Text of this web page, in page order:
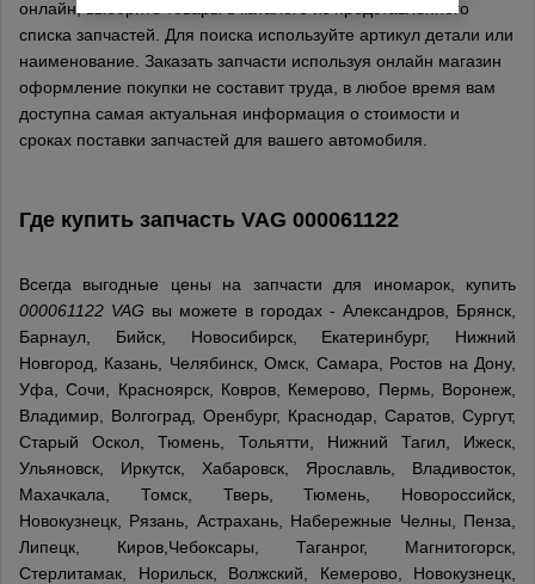
онлайн, выберите товары в каталоге из представленного
списка запчастей. Для поиска используйте артикул детали или
наименование. Заказать запчасти используя онлайн магазин
оформление покупки не составит труда, в любое время вам
доступна самая актуальная информация о стоимости и
сроках поставки запчастей для вашего автомобиля.
Где купить запчасть VAG 000061122
Всегда выгодные цены на запчасти для иномарок, купить
000061122 VAG вы можете в городах - Александров, Брянск,
Барнаул, Бийск, Новосибирск, Екатеринбург, Нижний
Новгород, Казань, Челябинск, Омск, Самара, Ростов на Дону,
Уфа, Сочи, Красноярск, Ковров, Кемерово, Пермь, Воронеж,
Владимир, Волгоград, Оренбург, Краснодар, Саратов, Сургут,
Старый Оскол, Тюмень, Тольятти, Нижний Тагил, Ижеск,
Ульяновск, Иркутск, Хабаровск, Ярославль, Владивосток,
Махачкала, Томск, Тверь, Тюмень, Новороссийск,
Новокузнецк, Рязань, Астрахань, Набережные Челны, Пенза,
Липецк, Киров,Чебоксары, Таганрог, Магнитогорск,
Стерлитамак, Норильск, Волжский, Кемерово, Новокузнецк,